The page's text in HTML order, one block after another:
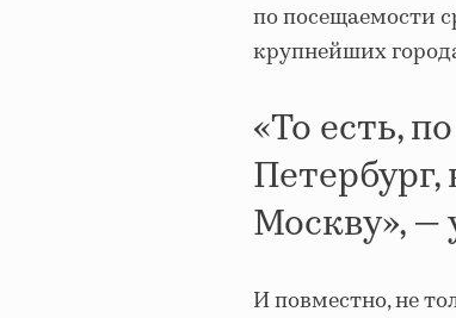
по посещаемости
крупнейших
«То есть,
Петербург,
Москву», —
И повместно, не